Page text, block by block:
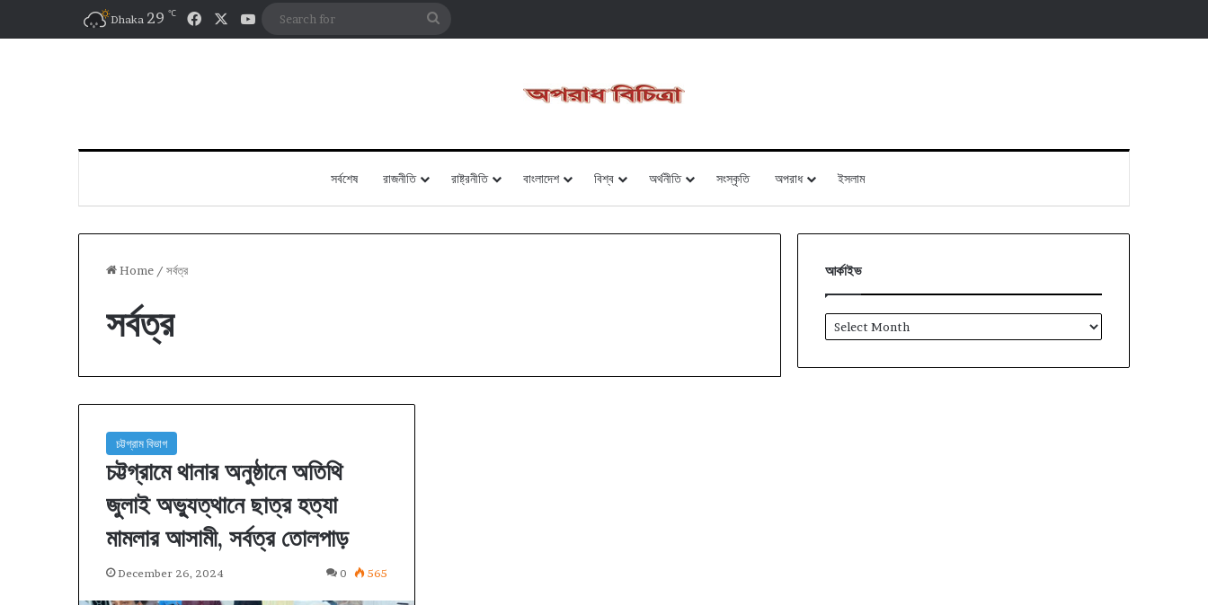
Dhaka 29 ℃ FacebookYouTube
সর্বশেষ রাজনীতি রাষ্ট্রনীতি বাংলাদেশ বিশ্ব অর্থনীতি সংস্কৃতি অপরাধ ইসলাম
Home / সর্বত্র
সর্বত্র
চট্টগ্রাম বিভাগ
চট্টগ্রামে থানার অনুষ্ঠানে অতিথি
জুলাই অভ্যুত্থানে ছাত্র হত্যা
মামলার আসামী, সর্বত্র তোলপাড়
December 26, 2024 0 565
আর্কাইভ
আর্কাইভ